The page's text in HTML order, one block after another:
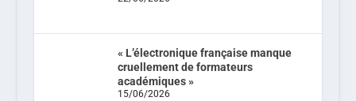
« L’électronique française manque
cruellement de formateurs
académiques »
15/06/2026